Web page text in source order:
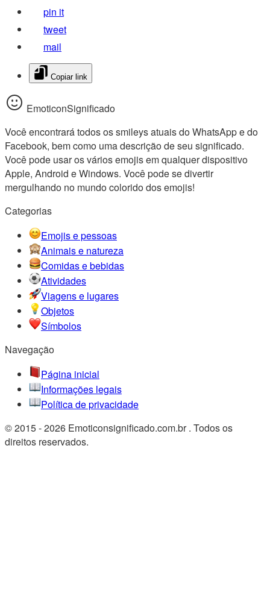
pin it
tweet
mail
Copiar link
EmoticonSignificado
Você encontrará todos os smileys atuais do WhatsApp e do
Facebook, bem como uma descrição de seu significado.
Você pode usar os vários emojis em qualquer dispositivo
Apple, Android e Windows. Você pode se divertir
mergulhando no mundo colorido dos emojis!
Categorias
Emojis e pessoas
Animais e natureza
Comidas e bebidas
Atividades
Viagens e lugares
Objetos
Símbolos
Navegação
Página inicial
Informações legais
Política de privacidade
© 2015 - 2026 Emoticonsignificado.com.br . Todos os
direitos reservados.